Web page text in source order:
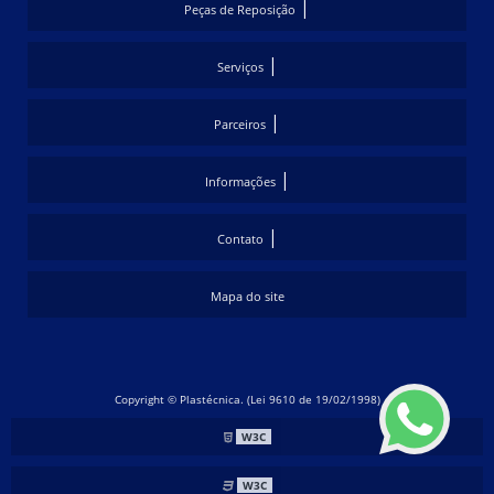
Peças de Reposição |
Serviços|
Parceiros |
Informações|
Contato |
Mapa do site
Copyright © Plastécnica. (Lei 9610 de 19/02/1998)
W3C
W3C